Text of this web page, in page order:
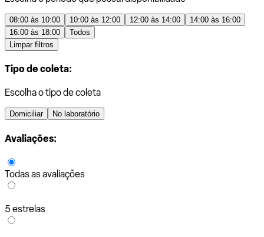
08:00 às 10:00 10:00 às 12:00 12:00 às 14:00
14:00 às 16:00
16:00 às 18:00
Todos
Limpar filtros
Tipo de coleta:
Escolha o tipo de coleta
Domiciliar No laboratório
Avaliações:
Todas as avaliações
5 estrelas